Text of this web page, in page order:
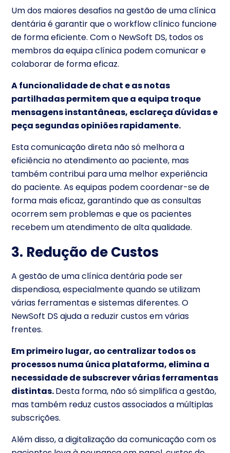
Um dos maiores desafios na gestão de uma clínica
dentária é garantir que o workflow clínico funcione
de forma eficiente. Com o NewSoft DS, todos os
membros da equipa clínica podem comunicar e
colaborar de forma eficaz.
A funcionalidade de chat e as notas
partilhadas permitem que a equipa troque
mensagens instantâneas, esclareça dúvidas e
peça segundas opiniões rapidamente.
Esta comunicação direta não só melhora a
eficiência no atendimento ao paciente, mas
também contribui para uma melhor experiência
do paciente. As equipas podem coordenar-se de
forma mais eficaz, garantindo que as consultas
ocorrem sem problemas e que os pacientes
recebem um atendimento de alta qualidade.
3. Redução de Custos
A gestão de uma clínica dentária pode ser
dispendiosa, especialmente quando se utilizam
várias ferramentas e sistemas diferentes. O
NewSoft DS ajuda a reduzir custos em várias
frentes.
Em primeiro lugar, ao centralizar todos os
processos numa única plataforma, elimina a
necessidade de subscrever várias ferramentas
distintas.Desta forma, não só simplifica a gestão,
mas também reduz custos associados a múltiplas
subscrições.
Além disso, a digitalização da comunicação com os